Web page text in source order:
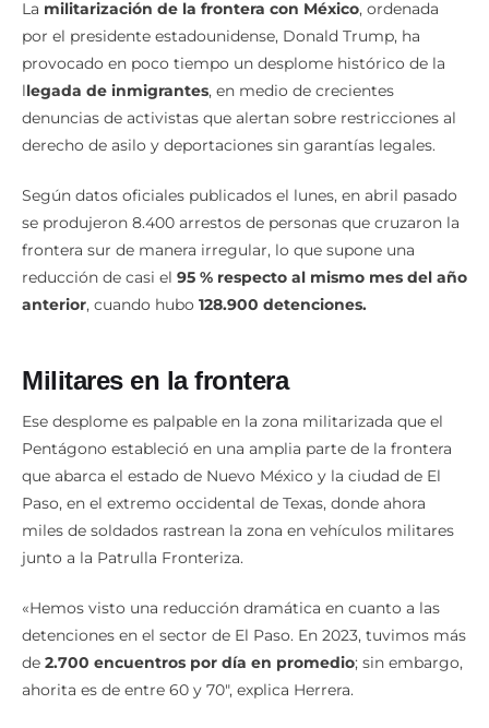
La militarización de la frontera con México, ordenada
por el presidente estadounidense, Donald Trump, ha
provocado en poco tiempo un desplome histórico de la
llegada de inmigrantes, en medio de crecientes
denuncias de activistas que alertan sobre restricciones al
derecho de asilo y deportaciones sin garantías legales.
Según datos oficiales publicados el lunes, en abril pasado
se produjeron 8.400 arrestos de personas que cruzaron la
frontera sur de manera irregular, lo que supone una
reducción de casi el 95 % respecto al mismo mes del año
anterior, cuando hubo 128.900 detenciones.
Militares en la frontera
Ese desplome es palpable en la zona militarizada que el
Pentágono estableció en una amplia parte de la frontera
que abarca el estado de Nuevo México y la ciudad de El
Paso, en el extremo occidental de Texas, donde ahora
miles de soldados rastrean la zona en vehículos militares
junto a la Patrulla Fronteriza.
«Hemos visto una reducción dramática en cuanto a las
detenciones en el sector de El Paso. En 2023, tuvimos más
de 2.700 encuentros por día en promedio; sin embargo,
ahorita es de entre 60 y 70″, explica Herrera.